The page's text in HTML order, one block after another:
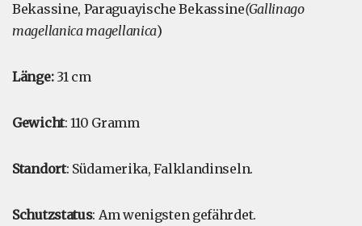
Bekassine, Paraguayische Bekassine(Gallinago
magellanica magellanica)
Länge:31 cm
Gewicht: 110 Gramm
Standort: Südamerika, Falklandinseln.
Schutzstatus: Am wenigsten gefährdet.